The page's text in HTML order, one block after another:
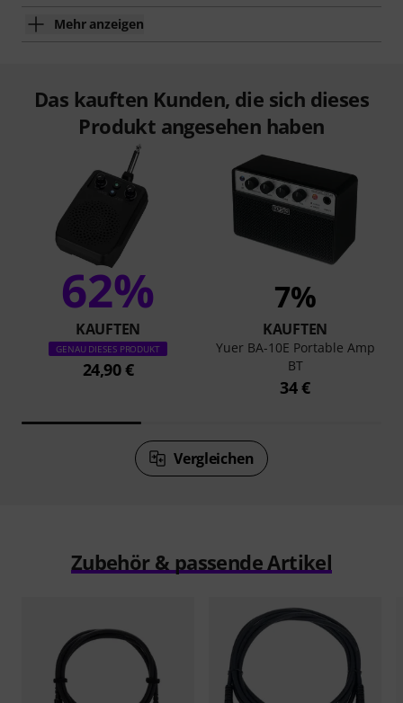
Mehr anzeigen
Das kauften Kunden, die sich dieses
Produkt angesehen haben
62%
KAUFTEN
GENAU DIESES PRODUKT
24,90 €
7%
KAUFTEN
Yuer BA-10E Portable Amp
BT
34 €
Vergleichen
Zubehör & passende Artikel